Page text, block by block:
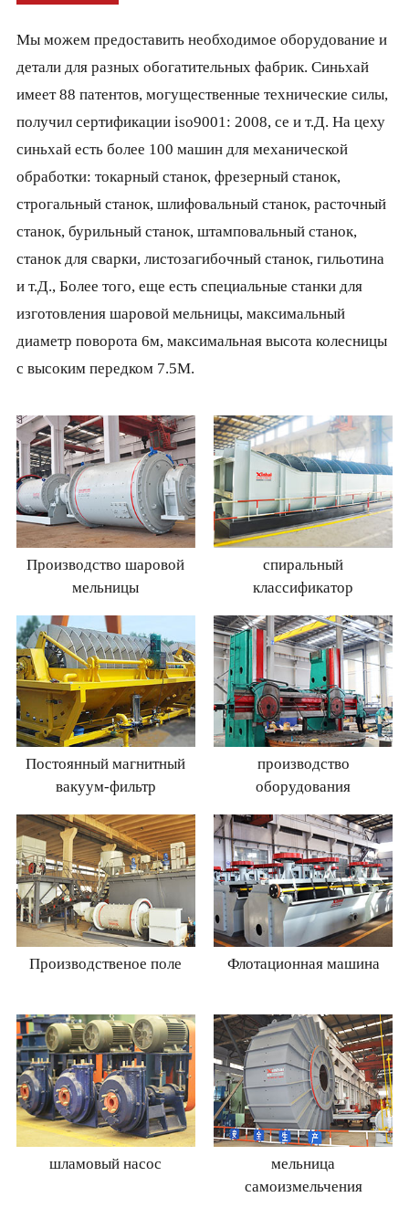
Мы можем предоставить необходимое оборудование и
детали для разных обогатительных фабрик. Синьхай
имеет 88 патентов, могущественные технические силы,
получил сертификации iso9001: 2008, ce и т.Д. На цеху
синьхай есть более 100 машин для механической
обработки: токарный станок, фрезерный станок,
строгальный станок, шлифовальный станок, расточный
станок, бурильный станок, штамповальный станок,
станок для сварки, листозагибочный станок, гильотина
и т.Д., Более того, еще есть специальные станки для
изготовления шаровой мельницы, максимальный
диаметр поворота 6м, максимальная высота колесницы
с высоким передком 7.5М.
Производство шаровой
мельницы
спиральный
классификатор
Постоянный магнитный
вакуум-фильтр
производство
оборудования
Производственое поле Флотационная машина
шламовый насос
мельница
самоизмельчения